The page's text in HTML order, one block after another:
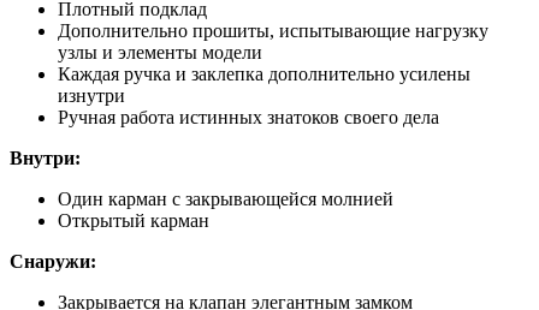
Плотный подклад
Дополнительно прошиты, испытывающие нагрузку
узлы и элементы модели
Каждая ручка и заклепка дополнительно усилены
изнутри
Ручная работа истинных знатоков своего дела
Внутри:
Один карман с закрывающейся молнией
Открытый карман
Снаружи:
Закрывается на клапан элегантным замком